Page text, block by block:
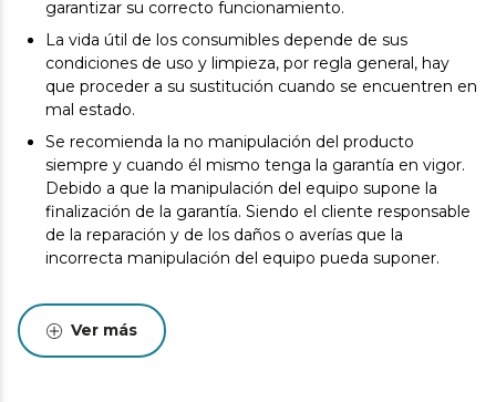
garantizar su correcto funcionamiento.
La vida útil de los consumibles depende de sus
condiciones de uso y limpieza, por regla general, hay
que proceder a su sustitución cuando se encuentren en
mal estado.
Se recomienda la no manipulación del producto
siempre y cuando él mismo tenga la garantía en vigor.
Debido a que la manipulación del equipo supone la
finalización de la garantía. Siendo el cliente responsable
de la reparación y de los daños o averías que la
incorrecta manipulación del equipo pueda suponer.
Ver más